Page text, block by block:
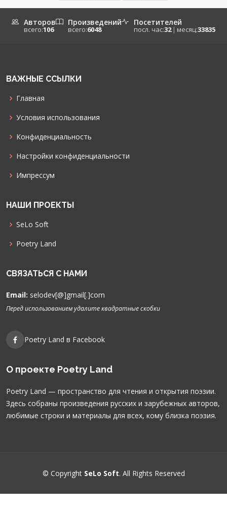
Авторов
всего:106
Произведений
всего:6048
Посетителей
посл. час:32 | месяц:33835
ВАЖНЫЕ ССЫЛКИ
Главная
Условия использования
Конфиденциальность
Настройки конфиденциальности
Импрессум
НАШИ ПРОЕКТЫ
SeLo Soft
Poetry Land
СВЯЗАТЬСЯ С НАМИ
Email: selodev[@]gmail[.]com
Перед использованием удалите квадратные скобки
Poetry Land в Facebook
О проекте Poetry Land
Poetry Land — пространство для чтения и открытия поэзии.
Здесь собраны произведения русских и зарубежных авторов,
любимые строки и материалы для всех, кому близка поэзия.
© Copyright SeLo Soft. All Rights Reserved